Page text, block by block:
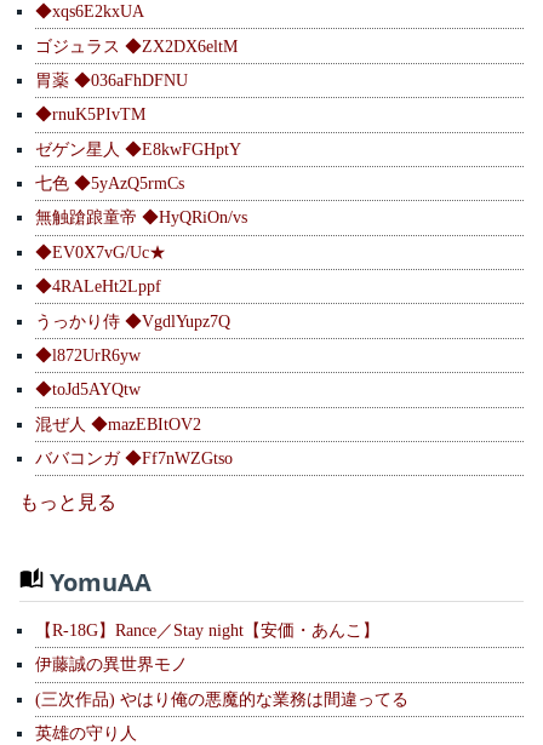
◆xqs6E2kxUA
ゴジュラス ◆ZX2DX6eltM
胃薬 ◆036aFhDFNU
◆rnuK5PIvTM
ゼゲン星人 ◆E8kwFGHptY
七色 ◆5yAzQ5rmCs
無触蹌踉童帝 ◆HyQRiOn/vs
◆EV0X7vG/Uc★
◆4RALeHt2Lppf
うっかり侍 ◆VgdlYupz7Q
◆l872UrR6yw
◆toJd5AYQtw
混ぜ人 ◆mazEBItOV2
ババコンガ ◆Ff7nWZGtso
もっと見る
YomuAA
【R-18G】Rance／Stay night【安価・あんこ】
伊藤誠の異世界モノ
(三次作品) やはり俺の悪魔的な業務は間違ってる
英雄の守り人